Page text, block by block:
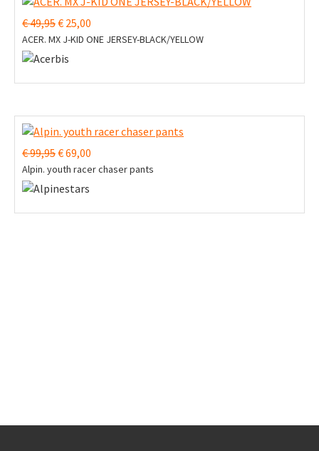
€ 49,95€ 25,00
ACER. MX J-KID ONE JERSEY-BLACK/YELLOW
€ 99,95€ 69,00
Alpin. youth racer chaser pants